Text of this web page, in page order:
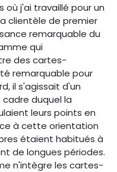
où j'ai travaillé pour un
clientèle de premier
remarquable du
qui
des cartes-
remarquable pour
il s'agissait d'un
duquel la
leurs points en
à cette orientation
étaient habitués à
de longues périodes.
n'intègre les cartes-